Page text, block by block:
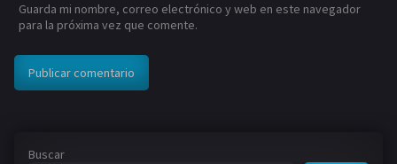
Guarda mi nombre, correo electrónico y web en este navegador
para la próxima vez que comente.
Buscar